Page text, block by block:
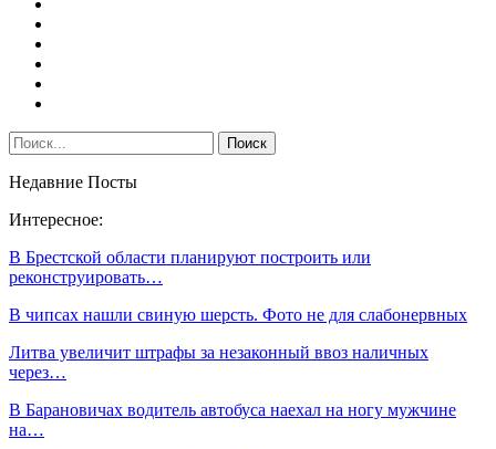
Недавние Посты
Интересное:
В Брестской области планируют построить или
реконструировать…
В чипсах нашли свиную шерсть. Фото не для слабонервных
Литва увеличит штрафы за незаконный ввоз наличных
через…
В Барановичах водитель автобуса наехал на ногу мужчине
на…